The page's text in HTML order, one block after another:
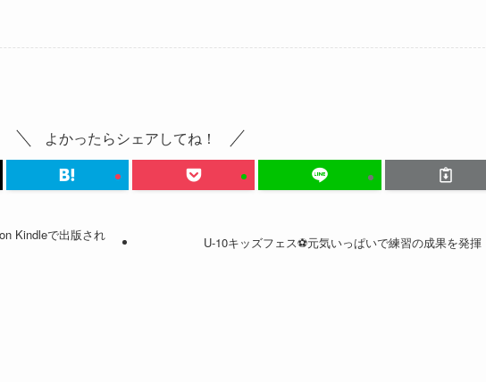
よかったらシェアしてね！
Kindleで出版され
U-10キッズフェス⚽️元気いっぱいで練習の成果を発揮